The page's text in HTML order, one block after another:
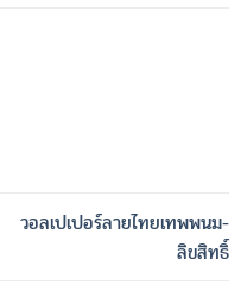
วอลเปเปอร์ลายไทยเทพพนม-
ลิขสิทธิ์